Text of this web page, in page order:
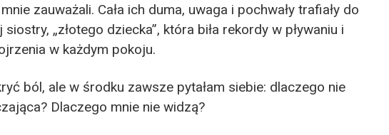
zauważali. Cała ich duma, uwaga i pochwały trafiały do
„złotego dziecka”, która biła rekordy w pływaniu i
w każdym pokoju.
ból, ale w środku zawsze pytałam siebie: dlaczego nie
Dlaczego mnie nie widzą?